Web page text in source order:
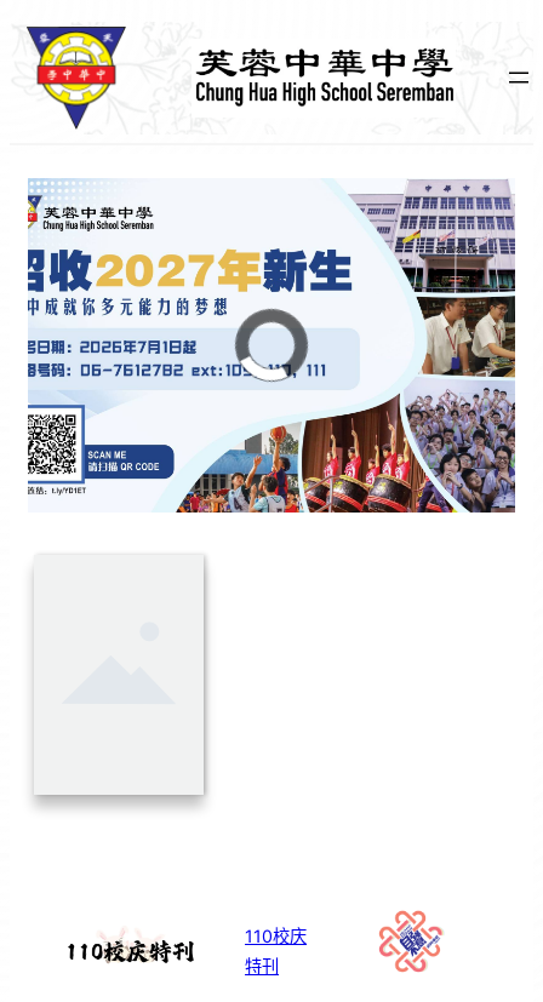
110校庆
特刊